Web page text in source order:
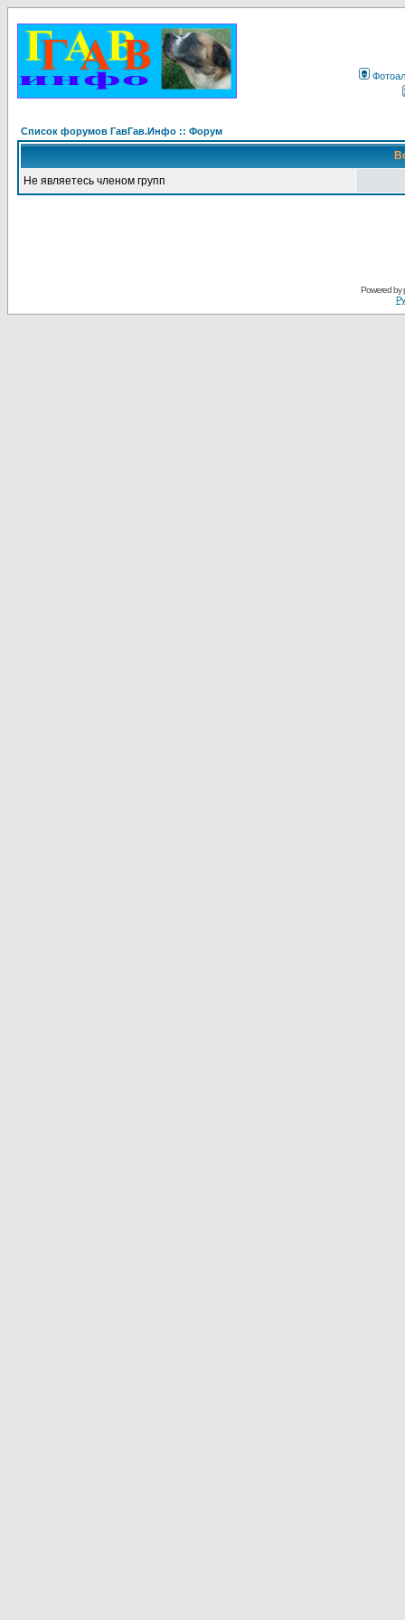
Список форумов ГавГав.Инфо :: Форум
Не являетесь членом групп
Powered by